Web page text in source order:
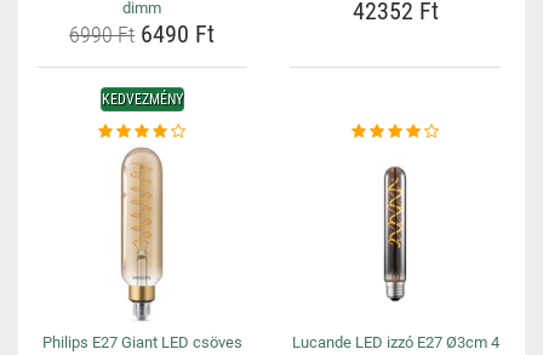
dimm
6990 Ft 6490 Ft
42352 Ft
KEDVEZMÉNY
Philips E27 Giant LED csöves
Lucande LED izzó E27 Ø3cm 4